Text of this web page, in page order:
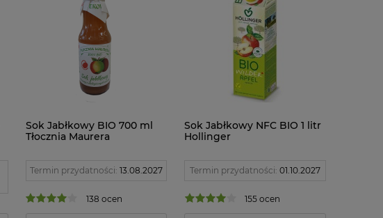
Sok Jabłkowy BIO 700 ml
Tłocznia Maurera
Termin przydatności: 13.08.2027
138 ocen
Sok Jabłkowy NFC BIO 1 litr
Hollinger
Termin przydatności: 01.10.2027
155 ocen